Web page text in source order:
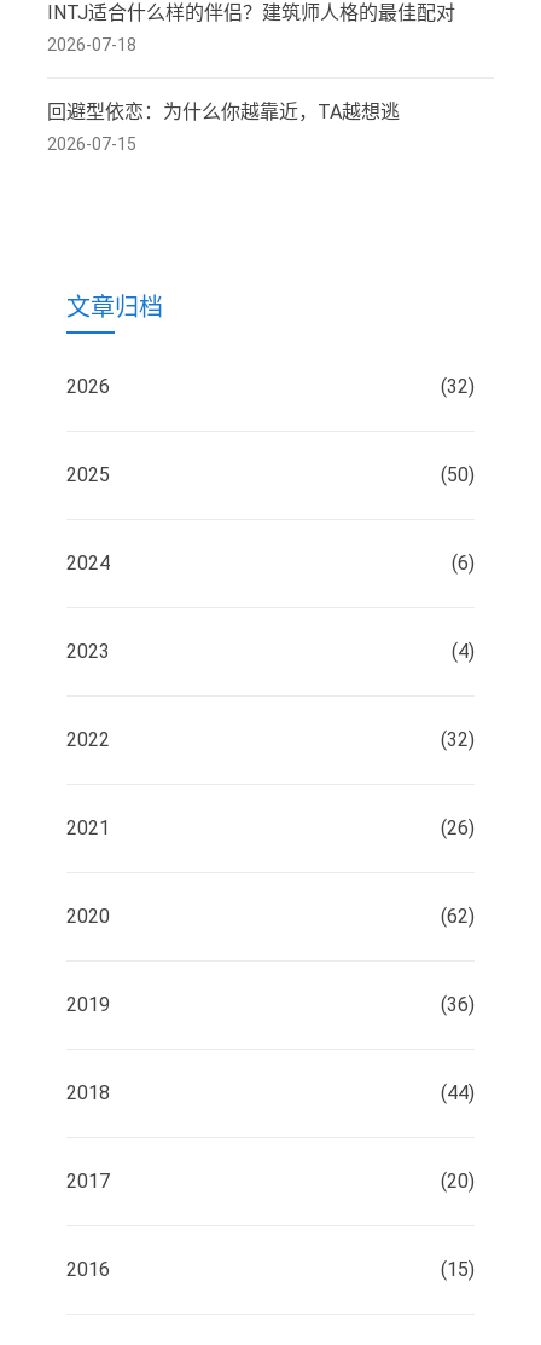
INTJ适合什么样的伴侣？建筑师人格的最佳配对
2026-07-18
回避型依恋：为什么你越靠近，TA越想逃
2026-07-15
文章归档
2026 (32)
2025 (50)
2024 (6)
2023 (4)
2022 (32)
2021 (26)
2020 (62)
2019 (36)
2018 (44)
2017 (20)
2016 (15)